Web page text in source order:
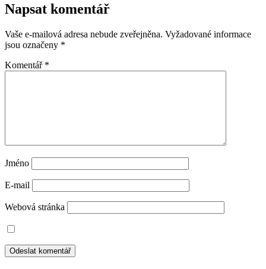
Napsat komentář
Vaše e-mailová adresa nebude zveřejněna. Vyžadované informace
jsou označeny *
Komentář *
Jméno
E-mail
Webová stránka